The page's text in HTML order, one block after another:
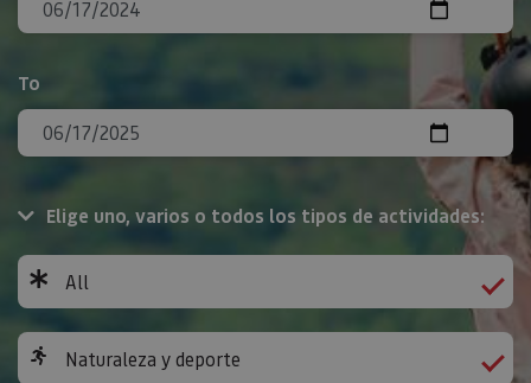
To
Elige uno, varios o todos los tipos de actividades:
All
Naturaleza y deporte